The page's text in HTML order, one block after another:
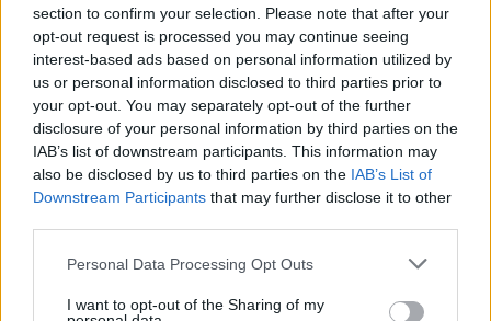
section to confirm your selection. Please note that after your
opt-out request is processed you may continue seeing
interest-based ads based on personal information utilized by
us or personal information disclosed to third parties prior to
your opt-out. You may separately opt-out of the further
disclosure of your personal information by third parties on the
IAB’s list of downstream participants. This information may
also be disclosed by us to third parties on the IAB’s List of
Downstream Participants that may further disclose it to other
Please note that this website/app uses one or more Google
not limited to your visit or usage behaviour. You may click to
Personal Data Processing Opt Outs
I want to opt-out of the Sharing of my
TAGS: Φυσικό Αέριο Πυροσβεστική Αττική Αθήνα
BEST OFINTERNET